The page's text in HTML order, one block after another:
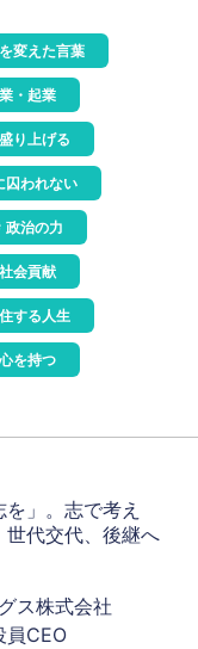
変えた言葉
・起業
り上げる
囚われない
政治の力
社会貢献
する人生
を持つ
を」。志で考え
世代交代、後継へ
ス株式会社
員CEO